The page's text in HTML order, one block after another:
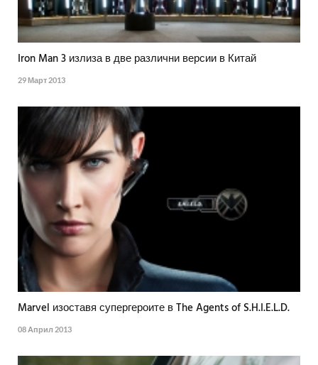
Iron Man 3 излиза в две различни версии в Китай
29 Март 2013
Marvel изоставя супергероите в The Agents of S.H.I.E.L.D.
08 Април 2013